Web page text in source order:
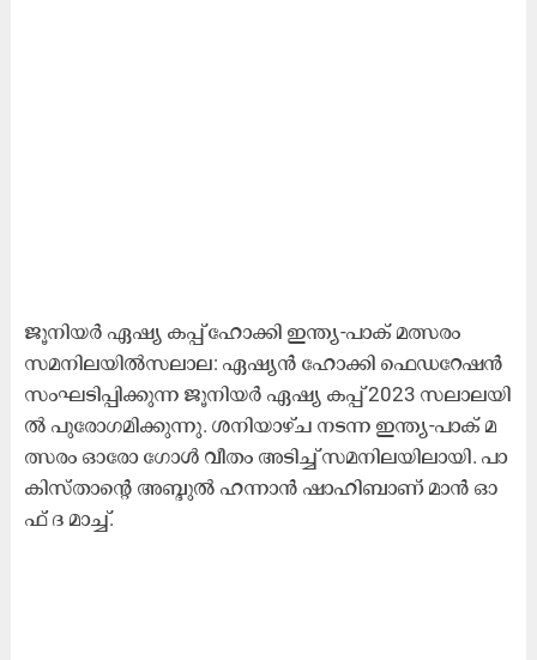
ജൂനിയര്‍ ഏഷ്യ കപ്പ് ഹോക്കി ഇന്ത്യ-പാക് മത്സരം
സമനിലയില്‍സ​ലാ​ല: ഏ​ഷ്യ​ന്‍ ഹോ​ക്കി ഫെ​ഡ​റേ​ഷ​ന്‍
സം​ഘ​ടി​പ്പി​ക്കു​ന്ന ജൂ​നി​യ​ര്‍ ഏ​ഷ്യ ക​പ്പ് 2023 സ​ലാ​ല​യി​
ല്‍ പു​രോ​ഗ​മി​ക്കു​ന്നു. ശ​നി​യാ​ഴ്‌​ച ന​ട​ന്ന ഇ​ന്ത്യ-​പാ​ക് മ​
ത്സ​രം ഓ​രോ ഗോ​ള്‍ വീ​തം അ​ടി​ച്ച് സ​മ​നി​ല​യി​ലാ​യി. പാ​
കി​സ്താ​ന്റെ അ​ബ്ദു​ല്‍ ഹ​ന്നാ​ന്‍ ഷാ​ഹി​ബാ​ണ്‌ മാ​ന്‍ ഓ​
ഫ് ദ ​മാ​ച്ച്.